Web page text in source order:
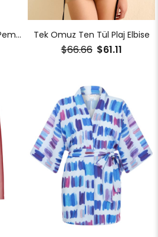
Crop Top-Pantolon Buzi Pembe İkili Takım Tek Omuz Ten Tül Plaj Elbise
$61.11
$66.66